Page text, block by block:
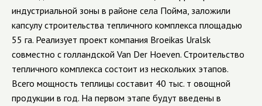
индустриальной зоны в районе села Пойма, заложили
капсулу строительства тепличного комплекса площадью
55 га. Реализует проект компания Broeikas Uralsk
совместно с голландской Van Der Hoeven. Строительство
тепличного комплекса состоит из нескольких этапов.
Всего мощность теплицы составит 40 тыс. т овощной
продукции в год. На первом этапе будут введены в